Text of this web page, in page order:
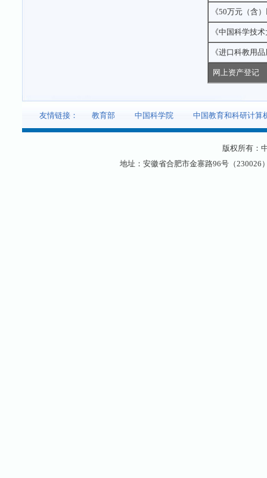
《50万元（含
《中国科学技
《进口科教用
网上资产登记
友情链接： 教育部 中国科学院 中国教育和科研计算
版权所有：
地址：安徽省合肥市金寨路96号（230026